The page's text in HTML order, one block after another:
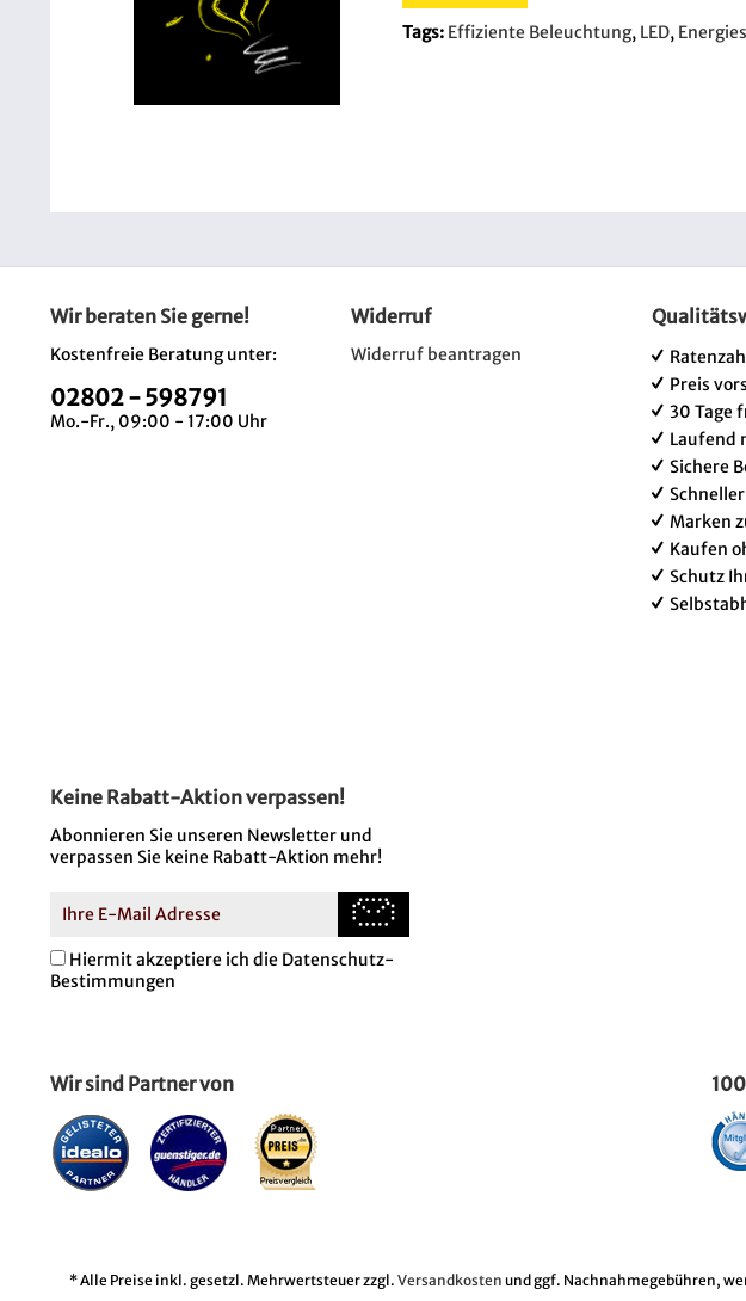
Tags: Effiziente Beleuchtung, LED,
Wir beraten Sie gerne!
Kostenfreie Beratung unter:
02802 - 598791
Mo.-Fr., 09:00 - 17:00 Uhr
Widerruf
Widerruf beantragen
Preis
30 Tage
Laufend
Sichere
Marken
Kaufen
Schutz
Keine Rabatt-Aktion verpassen!
Abonnieren Sie unseren Newsletter und
verpassen Sie keine Rabatt-Aktion mehr!
Hiermit akzeptiere ich die Datenschutz-
Bestimmungen
Wir sind Partner von
* Alle Preise inkl. gesetzl. Mehrwertsteuer zzgl. Versandkosten und ggf. Nachnahmegebühren,